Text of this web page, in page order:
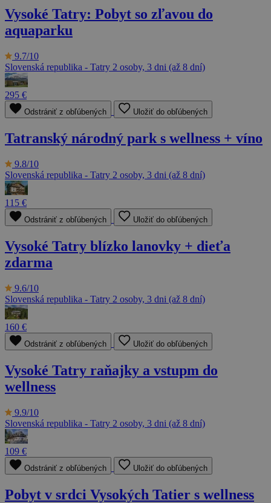
Vysoké Tatry: Pobyt so zľavou do
aquaparku
9.7/10
Slovenská republika - Tatry 2 osoby, 3 dni (až 8 dní)
295 €
Odstrániť z obľúbených Uložiť do obľúbených
Tatranský národný park s wellness + víno
9.8/10
Slovenská republika - Tatry 2 osoby, 3 dni (až 8 dní)
115 €
Odstrániť z obľúbených Uložiť do obľúbených
Vysoké Tatry blízko lanovky + dieťa
zdarma
9.6/10
Slovenská republika - Tatry 2 osoby, 3 dni (až 8 dní)
160 €
Odstrániť z obľúbených Uložiť do obľúbených
Vysoké Tatry raňajky a vstupm do
wellness
9.9/10
Slovenská republika - Tatry 2 osoby, 3 dni (až 8 dní)
109 €
Odstrániť z obľúbených Uložiť do obľúbených
Pobyt v srdci Vysokých Tatier s wellness